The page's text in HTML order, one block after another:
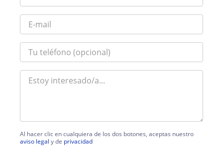
Al hacer clic en cualquiera de los dos botones, aceptas nuestro
aviso legal y de privacidad